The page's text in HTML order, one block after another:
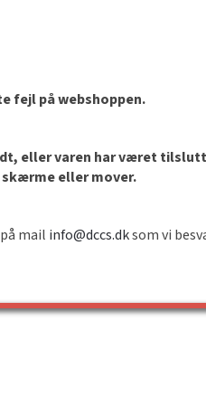
fejl på webshoppen.
eller varen har været
eller mover.
mail info@dccs.dksom vi